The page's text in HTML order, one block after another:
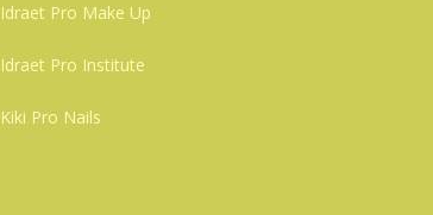
Idraet Pro Make Up
Idraet Pro Institute
Kiki Pro Nails